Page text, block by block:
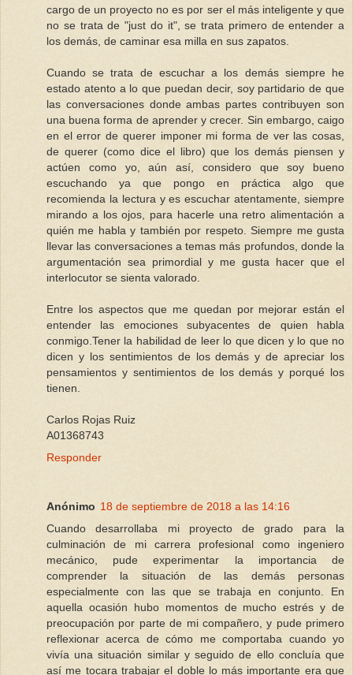
cargo de un proyecto no es por ser el más inteligente y que
no se trata de "just do it", se trata primero de entender a
los demás, de caminar esa milla en sus zapatos.
Cuando se trata de escuchar a los demás siempre he
estado atento a lo que puedan decir, soy partidario de que
las conversaciones donde ambas partes contribuyen son
una buena forma de aprender y crecer. Sin embargo, caigo
en el error de querer imponer mi forma de ver las cosas,
de querer (como dice el libro) que los demás piensen y
actúen como yo, aún así, considero que soy bueno
escuchando ya que pongo en práctica algo que
recomienda la lectura y es escuchar atentamente, siempre
mirando a los ojos, para hacerle una retro alimentación a
quién me habla y también por respeto. Siempre me gusta
llevar las conversaciones a temas más profundos, donde la
argumentación sea primordial y me gusta hacer que el
interlocutor se sienta valorado.
Entre los aspectos que me quedan por mejorar están el
entender las emociones subyacentes de quien habla
conmigo.Tener la habilidad de leer lo que dicen y lo que no
dicen y los sentimientos de los demás y de apreciar los
pensamientos y sentimientos de los demás y porqué los
tienen.
Carlos Rojas Ruiz
A01368743
Responder
Anónimo 18 de septiembre de 2018 a las 14:16
Cuando desarrollaba mi proyecto de grado para la
culminación de mi carrera profesional como ingeniero
mecánico, pude experimentar la importancia de
comprender la situación de las demás personas
especialmente con las que se trabaja en conjunto. En
aquella ocasión hubo momentos de mucho estrés y de
preocupación por parte de mi compañero, y pude primero
reflexionar acerca de cómo me comportaba cuando yo
vivía una situación similar y seguido de ello concluía que
así me tocara trabajar el doble lo más importante era que